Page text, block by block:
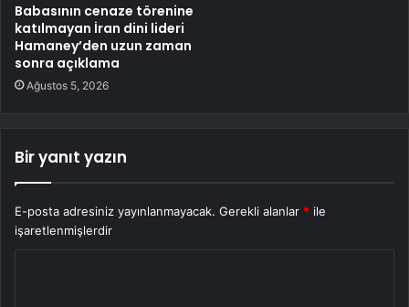
Babasının cenaze törenine
katılmayan İran dini lideri
Hamaney’den uzun zaman
sonra açıklama
Ağustos 5, 2026
Bir yanıt yazın
E-posta adresiniz yayınlanmayacak. Gerekli alanlar * ile
işaretlenmişlerdir